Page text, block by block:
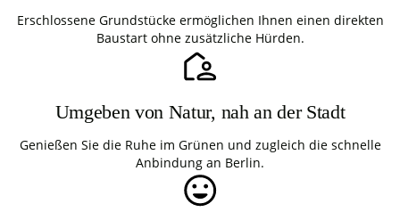
Erschlossene Grundstücke ermöglichen Ihnen einen direkten
Baustart ohne zusätzliche Hürden.
Umgeben von Natur, nah an der Stadt
Genießen Sie die Ruhe im Grünen und zugleich die schnelle
Anbindung an Berlin.